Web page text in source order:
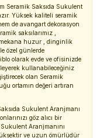
Seramik Saksıda Sukulent
Yüksek kaliteli seramik
de avangart dekorasyon
saksılarımız ,
mekana huzur , dinginlik
özel günlerde
olarak evde ve ofisinizde
kullanabileceğiniz
olan Seramik
ortamın değeri artıran
Sukulent Aranjmanı
göz alıcı bir
Aranjmanını
ve uzun ömürlüdür